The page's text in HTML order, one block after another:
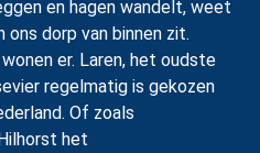
en hagen wandelt, weet
dorp van binnen zit.
er. Laren, het oudste
regelmatig is gekozen
Of zoals
het